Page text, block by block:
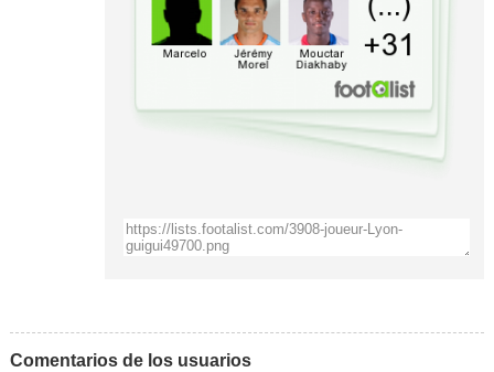
Comentarios de los usuarios